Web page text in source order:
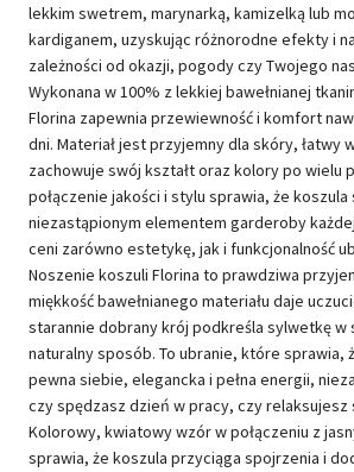
lekkim swetrem, marynarką, kamizelką lub
kardiganem, uzyskując różnorodne efekty i
zależności od okazji, pogody czy Twojego
Wykonana w 100% z lekkiej bawełnianej
Florina zapewnia przewiewność i komfort
dni. Materiał jest przyjemny dla skóry, łatwy
zachowuje swój kształt oraz kolory po wielu
połączenie jakości i stylu sprawia, że koszula
niezastąpionym elementem garderoby
ceni zarówno estetykę, jak i funkcjonalność
Noszenie koszuli Florina to prawdziwa
miękkość bawełnianego materiału daje
starannie dobrany krój podkreśla sylwetkę w
naturalny sposób. To ubranie, które sprawia,
pewna siebie, elegancka i pełna energii,
czy spędzasz dzień w pracy, czy relaksujesz
Kolorowy, kwiatowy wzór w połączeniu z
sprawia, że koszula przyciąga spojrzenia i